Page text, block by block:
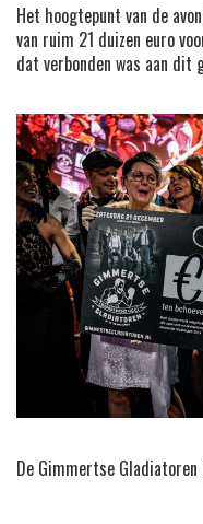
Het hoogtepunt van de
van ruim 21 duizen euro
dat verbonden was aan dit
De Gimmertse